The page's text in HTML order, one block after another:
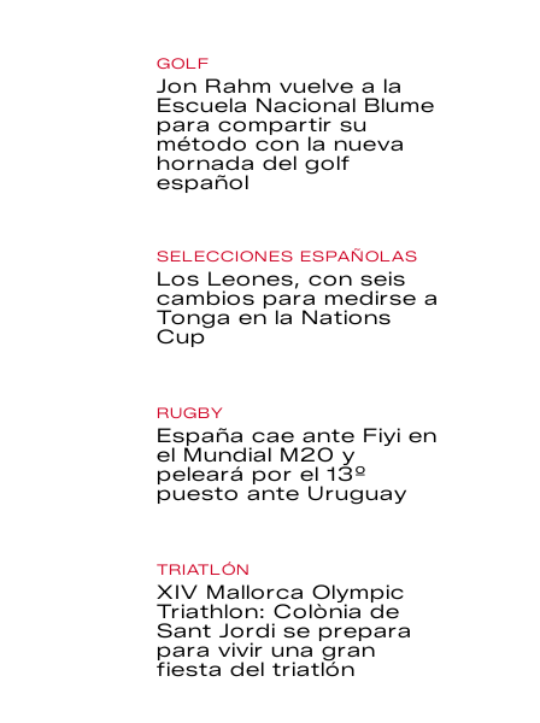
GOLF
Jon Rahm vuelve a la
Escuela Nacional Blume
para compartir su
método con la nueva
hornada del golf
español
SELECCIONES ESPAÑOLAS
Los Leones, con seis
cambios para medirse a
Tonga en la Nations
Cup
RUGBY
España cae ante Fiyi en
el Mundial M20 y
peleará por el 13º
puesto ante Uruguay
TRIATLÓN
XIV Mallorca Olympic
Triathlon: Colònia de
Sant Jordi se prepara
para vivir una gran
fiesta del triatlón